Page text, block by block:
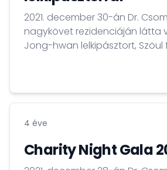
2021. december 30-án Dr.
nagykövet rezidenciáján látta
Jong-hwan lelkipásztort, Szöul
lelkészét. A vacsorán részt
4 éve
Charity Night Gala